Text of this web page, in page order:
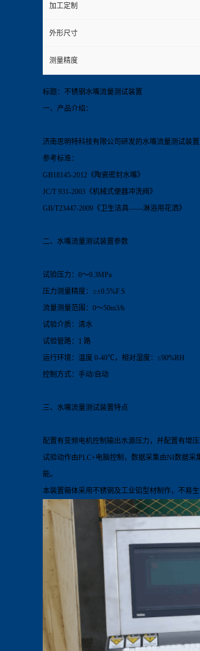
加工定制
外形尺寸
测量精度
标题：不锈钢水嘴流量测试装置
一、产品介绍：
济南思明特科技有限公司研发的水嘴流量测试装
参考标准：
GB18145-2012《陶瓷密封水嘴》
JC/T 931-2003《机械式便器冲洗阀》
GB/T23447-2009《卫生洁具——淋浴用花洒》
二、水嘴流量测试装置参数
试验压力：0～0.3MPa
压力测量精度：≤±0.5%F.S
流量测量范围：0～50m3/h
试验介质：清水
试验管路：1 路
运行环境：温度 0-40℃，相对湿度：≤90%RH
控制方式：手动/自动
三、水嘴流量测试装置特点
配置有变频电机控制输出水源压力，并配置有增
试验动作由PLC+电脑控制，数据采集由NI数据
能。
本装置箱体采用不锈钢及工业铝型材制作，不易生